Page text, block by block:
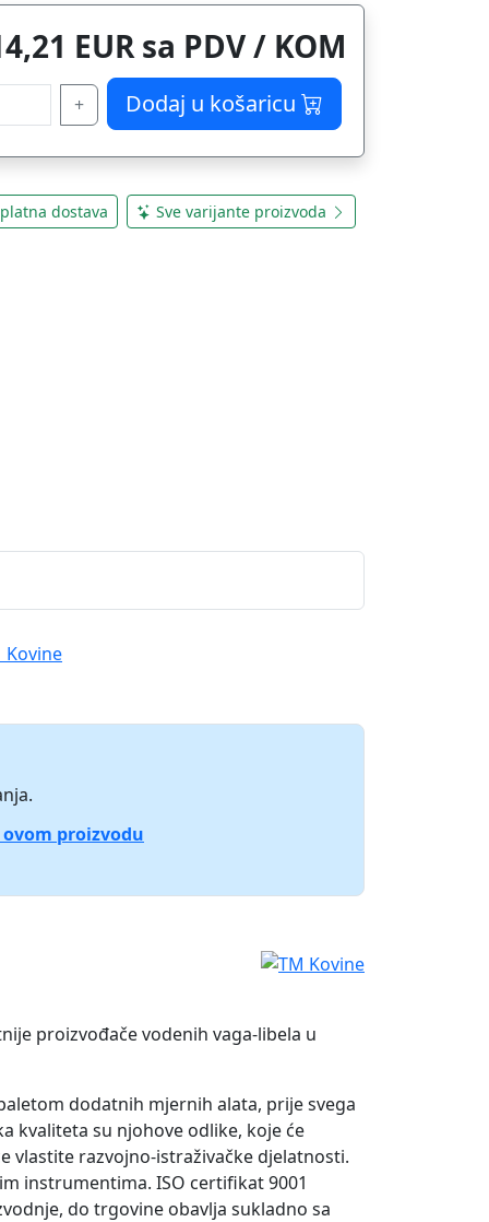
EUR sa PDV / KOM
+ Dodaj u košaricu
dostava Sve varijante proizvoda
Kovine
proizvodu
proizvođače vodenih vaga-libela u
dodatnih mjernih alata, prije svega
kvaliteta su njohove odlike, koje će
vlastite razvojno-istraživačke djelatnosti.
instrumentima. ISO certifikat 9001
do trgovine obavlja sukladno sa